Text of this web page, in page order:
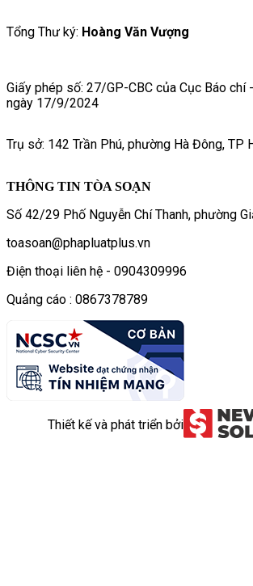
Tổng Thư ký: Hoàng Văn Vượng
Giấy phép số: 27/GP-CBC của Cục Báo chí
ngày 17/9/2024
Trụ sở: 142 Trần Phú, phường Hà Đông, TP
THÔNG TIN TÒA SOẠN
Số 42/29 Phố Nguyễn Chí Thanh, phường
toasoan@phapluatplus.vn
Điện thoại liên hệ - 0904309996
Quảng cáo : 0867378789
Thiết kế và phát triển bởi